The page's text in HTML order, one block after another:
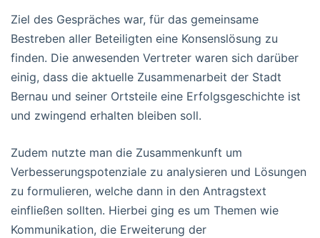
Ziel des Gespräches war, für das gemeinsame
Bestreben aller Beteiligten eine Konsenslösung zu
finden. Die anwesenden Vertreter waren sich darüber
einig, dass die aktuelle Zusammenarbeit der Stadt
Bernau und seiner Ortsteile eine Erfolgsgeschichte ist
und zwingend erhalten bleiben soll.
Zudem nutzte man die Zusammenkunft um
Verbesserungspotenziale zu analysieren und Lösungen
zu formulieren, welche dann in den Antragstext
einfließen sollten. Hierbei ging es um Themen wie
Kommunikation, die Erweiterung der